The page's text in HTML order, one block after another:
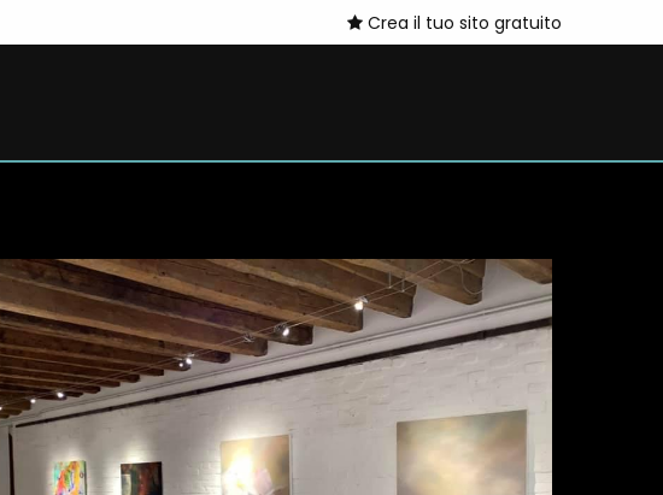
Crea il tuo sito gratuito